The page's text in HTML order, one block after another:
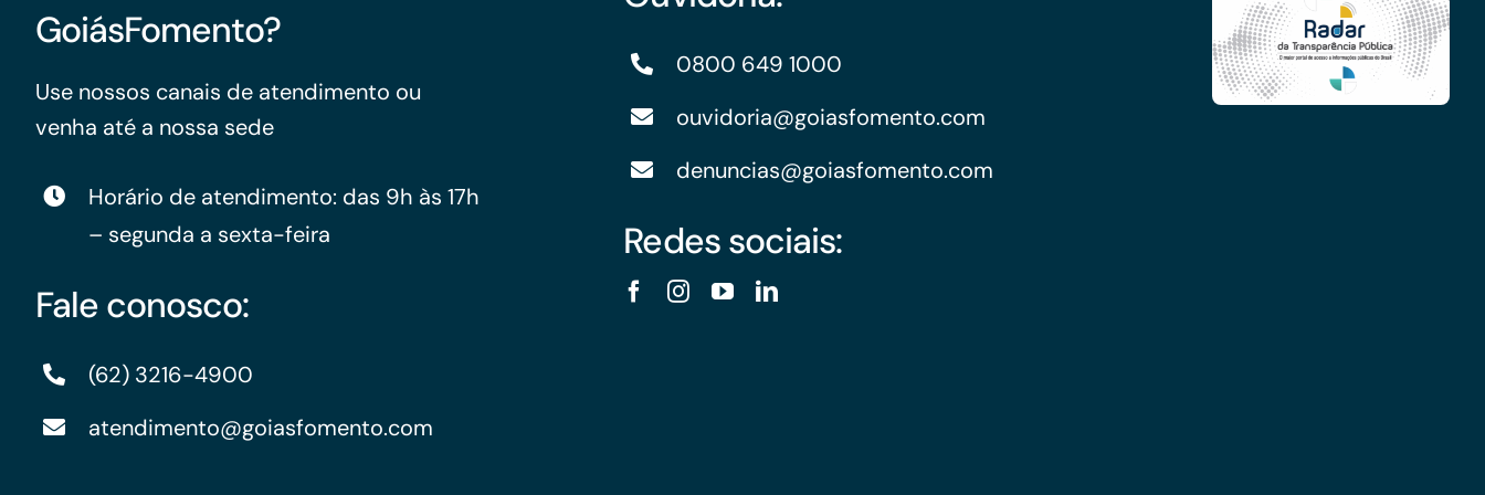
Para os negócios voltados aos serviços do setor de
Conheça as demais linhas de crédito da
GoiásFomento?
Use nossos canais de atendimento ou
venha até a nossa sede
Horário de atendimento: das 9h às 17h
– segunda a sexta-feira
Fale conosco:
(62) 3216-4900
atendimento@goiasfomento.com
0800 649 1000
ouvidoria@goiasfomento.com
denuncias@goiasfomento.com
Redes sociais: